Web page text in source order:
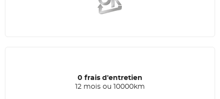
0 frais d'entretien
12 mois ou 10000km